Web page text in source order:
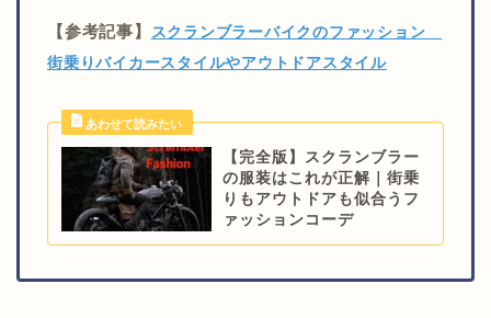
【参考記事】
スクランブラーバイクのファッション
街乗りバイカースタイルやアウトドアスタイル
【完全版】スクランブラー
の服装はこれが正解｜街乗
りもアウトドアも似合うフ
ァッションコーデ